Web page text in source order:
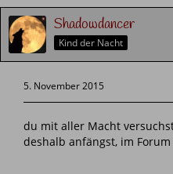
Shadowdancer
Kind der Nacht
5. November 2015
du mit aller Macht
deshalb anfängst, im